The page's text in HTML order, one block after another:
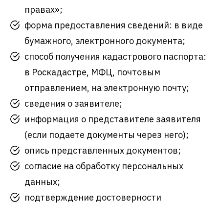
правах»;
форма предоставления сведений: в виде
бумажного, электронного документа;
способ получения кадастрового паспорта:
в Роскадастре, МФЦ, почтовым
отправлением, на электронную почту;
сведения о заявителе;
информация о представителе заявителя
(если подаете документы через него);
опись представленных документов;
согласие на обработку персональных
данных;
подтверждение достоверности